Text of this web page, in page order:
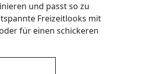
und passt so zu
Freizeitlooks mit
für einen schickeren